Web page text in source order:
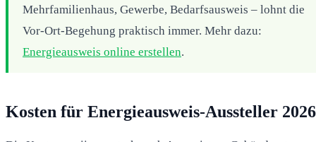
Mehrfamilienhaus, Gewerbe, Bedarfsausweis – lohnt die
Vor-Ort-Begehung praktisch immer. Mehr dazu:
Energieausweis online erstellen.
Kosten für Energieausweis-Aussteller 2026